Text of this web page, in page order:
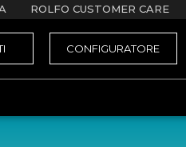
ROLFO CUSTOMER CARE
CONFIGURATORE